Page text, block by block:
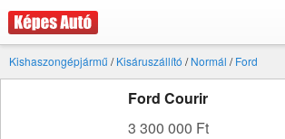
Kishaszongépjármű /Kisáruszállító /Normál /Ford
Ford Courir
3 300 000 Ft